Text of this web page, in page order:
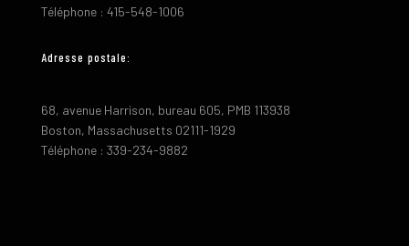
Téléphone : 415-548-1006
Adresse postale:
68, avenue Harrison, bureau 605, PMB 113938
Boston, Massachusetts 02111-1929
Téléphone : 339-234-9882